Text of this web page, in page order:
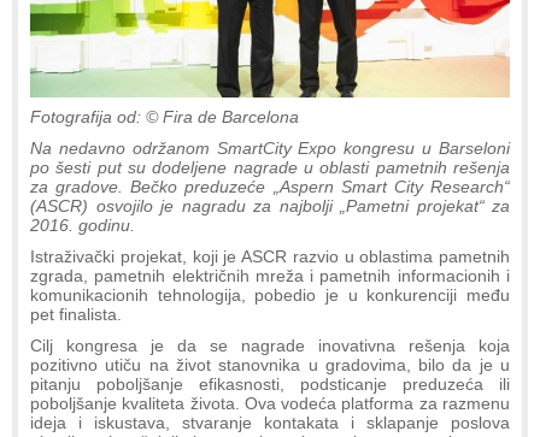
Fotografija od: © Fira de Barcelona
Na nedavno održanom SmartCity Expo kongresu u Barseloni
po šesti put su dodeljene nagrade u oblasti pametnih rešenja
za gradove. Bečko preduzeće „Aspern Smart City Research“
(ASCR) osvojilo je nagradu za najbolji „Pametni projekat“ za
2016. godinu.
Istraživački projekat, koji je ASCR razvio u oblastima pametnih
zgrada, pametnih električnih mreža i pametnih informacionih i
komunikacionih tehnologija, pobedio je u konkurenciji među
pet finalista.
Cilj kongresa je da se nagrade inovativna rešenja koja
pozitivno utiču na život stanovnika u gradovima, bilo da je u
pitanju poboljšanje efikasnosti, podsticanje preduzeća ili
poboljšanje kvaliteta života. Ova vodeća platforma za razmenu
ideja i iskustava, stvaranje kontakata i sklapanje poslova